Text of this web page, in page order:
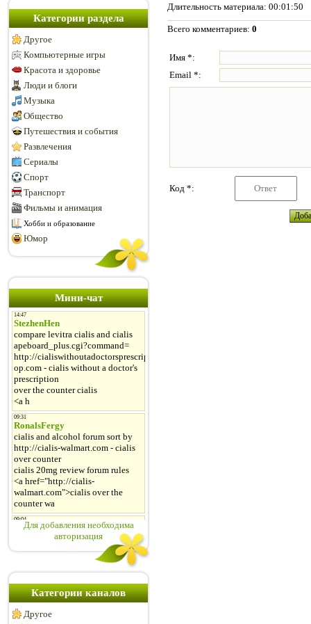
Категории раздела
Другое
Компьютерные игры
Красота и здоровье
Люди и блоги
Музыка
Общество
Путешествия и события
Развлечения
Сериалы
Спорт
Транспорт
Фильмы и анимация
Хобби и образование
Юмор
Мини-чат
Для добавления необходима
авторизация
Категории каналов
Другое
Длительность материала: 00:01:50
Всего комментариев: 0
Имя *:
Email *:
Код *: